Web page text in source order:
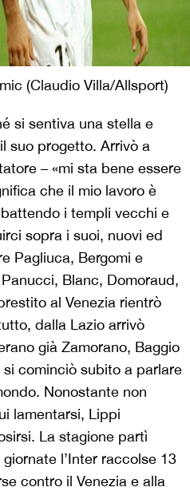
(Claudio Villa/Allsport)
si sentiva una stella e
suo progetto. Arrivò a
– «mi sta bene essere
che il mio lavoro è
i templi vecchi e
sopra i suoi, nuovi ed
Pagliuca, Bergomi e
Blanc, Domoraud,
al Venezia rientrò
dalla Lazio arrivò
già Zamorano, Baggio
cominciò subito a parlare
Nonostante non
lamentarsi, Lippi
La stagione partì
l’Inter raccolse 13
contro il Venezia e alla